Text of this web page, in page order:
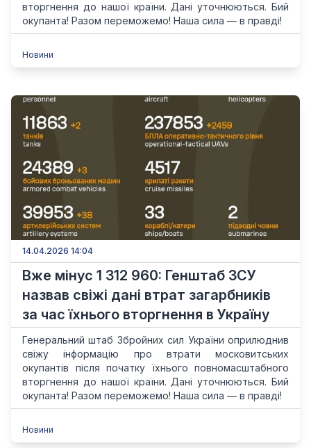
вторгнення до нашої країни. Дані уточнюються. Бий
окупанта! Разом переможемо! Наша сила — в правді!
Новини
14.04.2026 14:04
Вже мінус 1 312 960: Генштаб ЗСУ
назвав свіжі дані втрат загарбників
за час їхнього вторгнення в Україну
Генеральний штаб Збройних сил України оприлюднив
свіжу інформацію про втрати московитських
окупантів після початку їхнього повномасштабного
вторгнення до нашої країни. Дані уточнюються. Бий
окупанта! Разом переможемо! Наша сила — в правді!
Новини